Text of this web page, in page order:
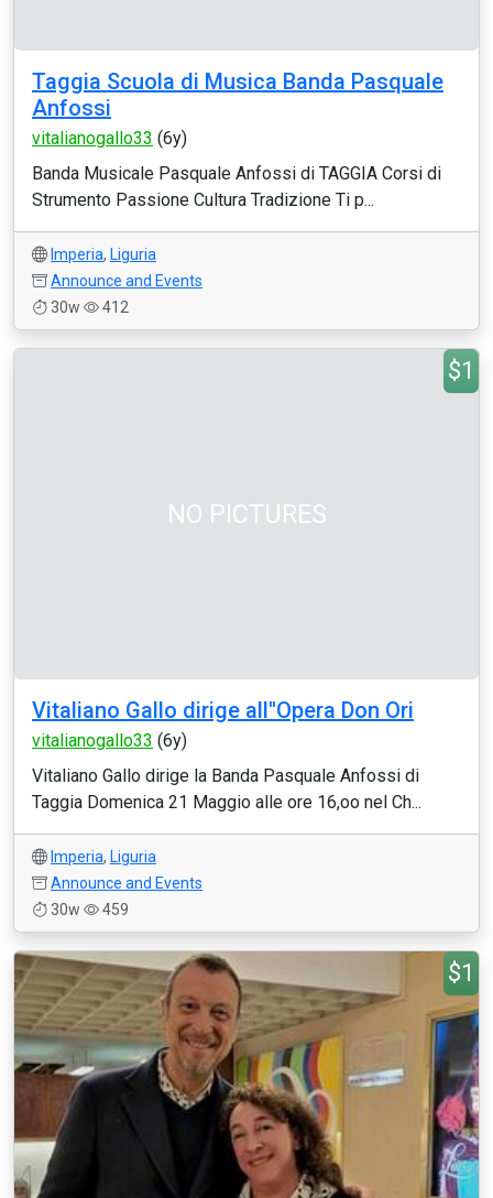
Taggia Scuola di Musica Banda Pasquale
Anfossi
vitalianogallo33 (6y)
Banda Musicale Pasquale Anfossi di TAGGIA Corsi di
Strumento Passione Cultura Tradizione Ti p...
Imperia, Liguria
Announce and Events
30w
412
NO PICTURES
$1
Vitaliano Gallo dirige all''Opera Don Ori
vitalianogallo33 (6y)
Vitaliano Gallo dirige la Banda Pasquale Anfossi di
Taggia Domenica 21 Maggio alle ore 16,oo nel Ch...
Imperia, Liguria
Announce and Events
30w
459
$1